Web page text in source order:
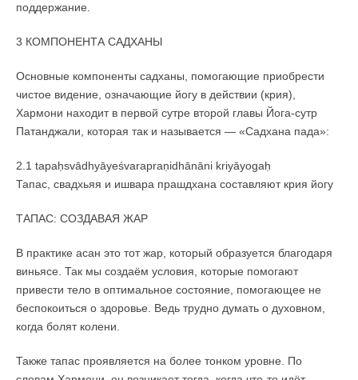
поддержание.
3 КОМПОНЕНТА САДХАНЫ
Основные компоненты садханы, помогающие приобрести
чистое видение, означающие йогу в действии (крия),
Хармони находит в первой сутре второй главы Йога-сутр
Патанджали, которая так и называется — «Садхана пада»:
2.1 tapaḥsvādhyāyeśvarapraṇidhānāni kriyāyogaḥ
Тапас, свадхьяя и ишвара прашдхана составляют крия йогу
ТАПАС: СОЗДАВАЯ ЖАР
В практике асан это тот жар, который образуется благодаря
виньясе. Так мы создаём условия, которые помогают
привести тело в оптимальное состояние, помогающее не
беспокоиться о здоровье. Ведь трудно думать о духовном,
когда болят колени.
Также тапас проявляется на более тонком уровне. По